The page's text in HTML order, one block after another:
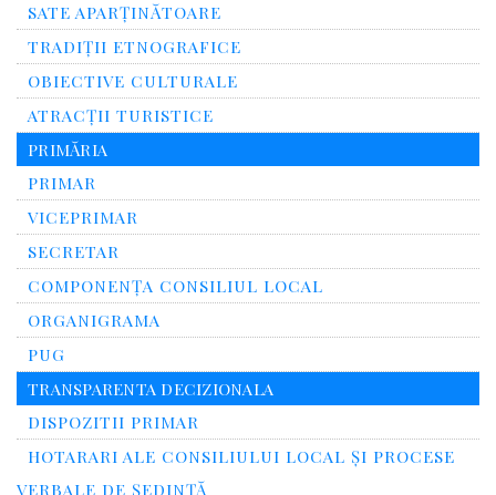
SATE APARȚINĂTOARE
TRADIȚII ETNOGRAFICE
OBIECTIVE CULTURALE
ATRACȚII TURISTICE
PRIMĂRIA
PRIMAR
VICEPRIMAR
SECRETAR
COMPONENȚA CONSILIUL LOCAL
ORGANIGRAMA
PUG
TRANSPARENTA DECIZIONALA
DISPOZITII PRIMAR
HOTARARI ALE CONSILIULUI LOCAL ȘI PROCESE
VERBALE DE ȘEDINȚĂ